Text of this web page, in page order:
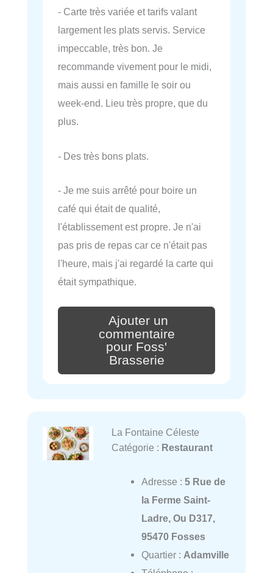
- Carte très variée et tarifs valant
largement les plats servis. Service
impeccable, très bon. Je
recommande vivement pour le midi,
mais aussi en famille le soir ou
week-end. Lieu très propre, que du
plus.
- Des très bons plats.
- Je me suis arrêté pour boire un
café qui était de qualité,
l'établissement est propre. Je n'ai
pas pris de repas car ce n'était pas
l'heure, mais j'ai regardé la carte qui
était sympathique.
Ajouter un
commentaire
pour Foss'
Brasserie
La Fontaine Céleste
Catégorie : Restaurant
Adresse : 5 Rue de
la Ferme Saint-
Ladre, Ou D317,
95470 Fosses
Quartier : Adamville